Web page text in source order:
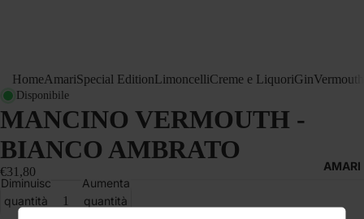
AMARI
HomeAmariSpecial EditionLimoncelliCreme e LiquoriGinVermouth
Disponibile
MANCINO VERMOUTH -
BIANCO AMBRATO
€31,80
Diminuisci
quantità
Aumenta
quantità